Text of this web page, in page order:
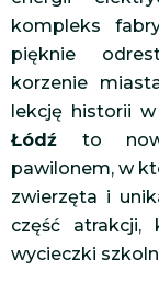
kompleks
pięknie
korzenie
lekcję historii
Łódź to
pawilonem, w
zwierzęta i
część atrakcji,
wycieczki